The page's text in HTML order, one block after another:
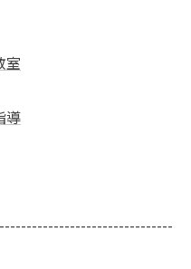
室
導